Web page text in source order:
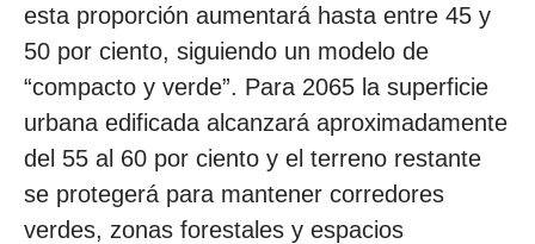
esta proporción aumentará hasta entre 45 y
50 por ciento, siguiendo un modelo de
“compacto y verde”. Para 2065 la superficie
urbana edificada alcanzará aproximadamente
del 55 al 60 por ciento y el terreno restante
se protegerá para mantener corredores
verdes, zonas forestales y espacios